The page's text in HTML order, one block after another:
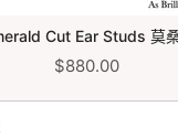
Cut Ear Studs 莫
Price
$880.00